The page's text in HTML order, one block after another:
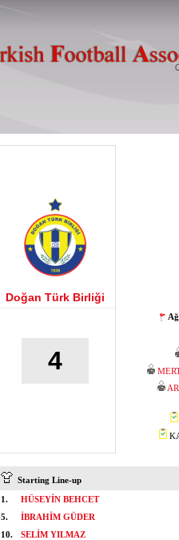
Doğan Türk Birliği
4
Starting Line-up
1.
HÜSEYİN BEHCET
5.
İBRAHİM GÜDER
10.
SELİM YILMAZ